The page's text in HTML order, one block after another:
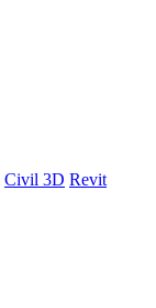
Civil 3D Revit